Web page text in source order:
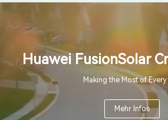
Huawei FusionSolar
Making the Most of Every
Mehr Infos